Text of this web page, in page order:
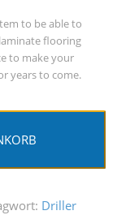
to be able to
flooring
to make your
years to come.
Driller